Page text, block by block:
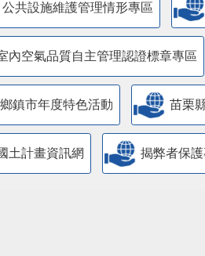
​公共設施維護管理情形專區
內空氣品質自主管理認證標章專區
鎮市年度特色活動 苗栗
土計畫資訊網 揭弊者保